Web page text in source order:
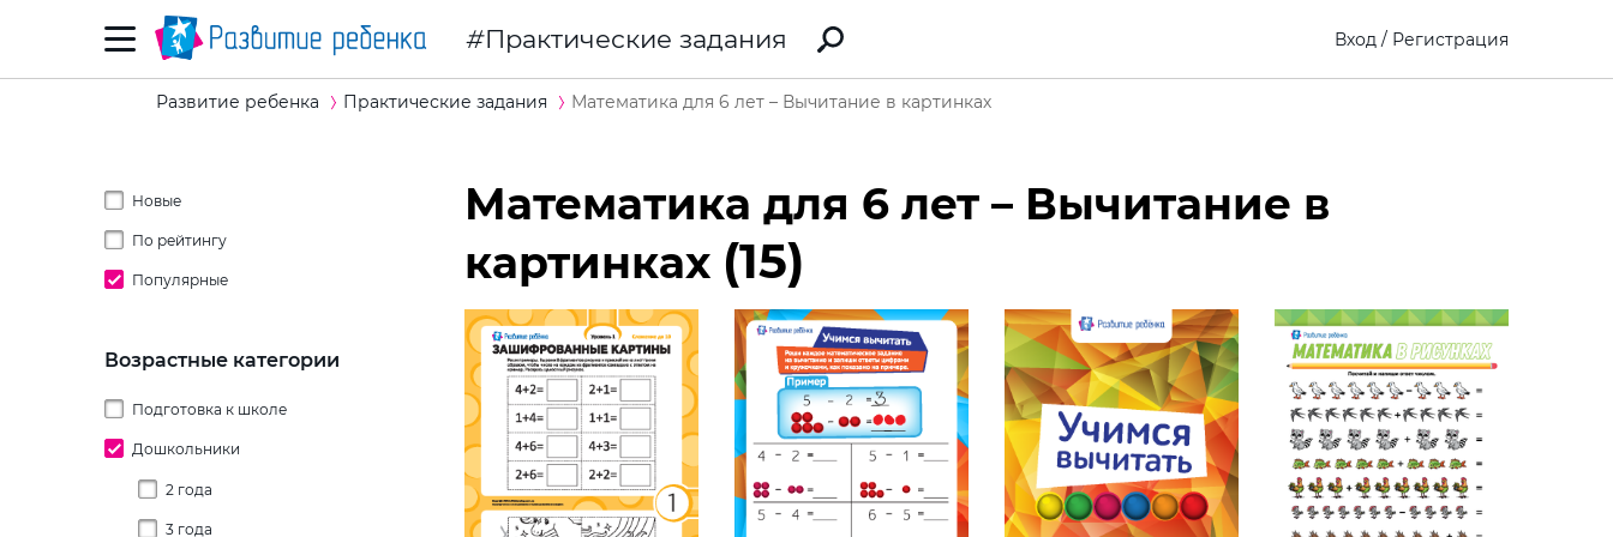
Практические задания Вход / Регистрация
Развитие ребенка Практические задания Математика для 6 лет – Вычитание в картинках
Новые
По рейтингу
Популярные
Возрастные категории
Подготовка к школе
Дошкольники
2 года
3 года
Математика для 6 лет – Вычитание в
картинках (15)